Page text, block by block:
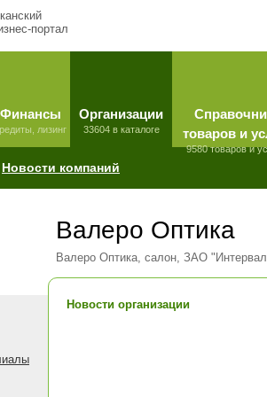
портал
Финансы
лизинг
Организации
33604 в каталоге
товаров и
9580 товаров и
Новости компаний
Валеро Оптика
Валеро Оптика, салон, ЗАО
Новости организации